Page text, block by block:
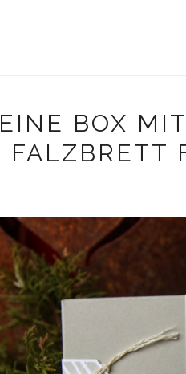
EINE BOX
FALZBRETT